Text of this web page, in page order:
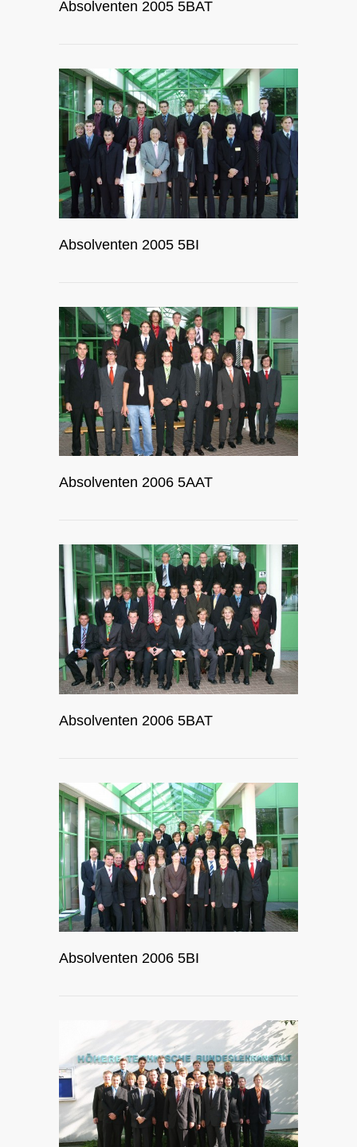
Absolventen 2005 5BAT
Absolventen 2005 5BI
Absolventen 2006 5AAT
Absolventen 2006 5BAT
Absolventen 2006 5BI